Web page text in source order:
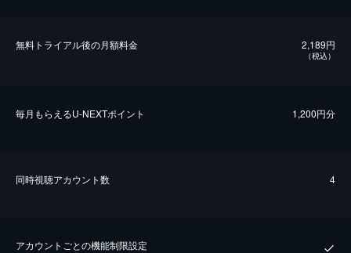
無料トライアル後の⽉額料金 2,189円
（税込）
毎⽉もらえるU-NEXTポイント 1,200円分
同時視聴アカウント数 4
アカウントごとの機能制限設定